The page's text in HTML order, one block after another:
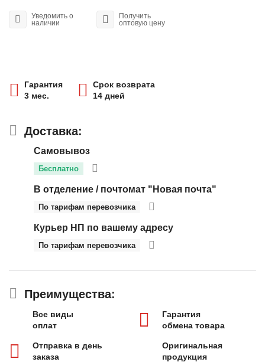
Уведомить о
наличии
Получить
оптовую цену
Гарантия
3 мес.
Срок возврата
14 дней
Доставка:
Самовывоз
Бесплатно
В отделение / почтомат "Новая почта"
По тарифам перевозчика
Курьер НП по вашему адресу
По тарифам перевозчика
Преимущества:
Все виды
оплат
Гарантия
обмена товара
Отправка в день
заказа
Оригинальная
продукция